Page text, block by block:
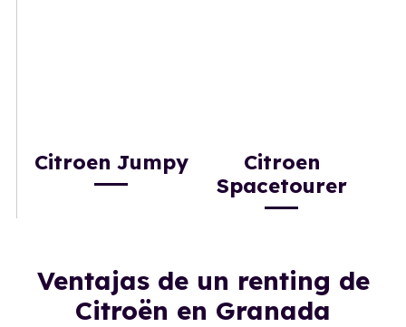
Citroen Jumpy
Citroen
Spacetourer
Ventajas de un renting de
Citroën en Granada